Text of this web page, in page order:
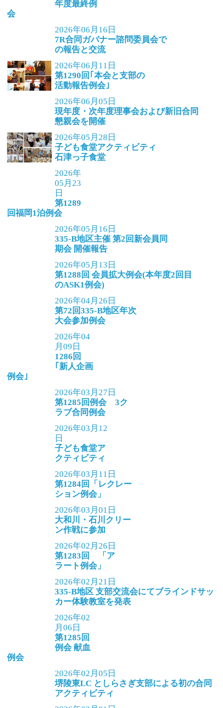
年度最終例
会
2026年06月16日
7R合同ガバナー諮問委員会で
の報告と交流
2026年06月11日
第1290回｢本会と支部の
活動報告例会｣
2026年06月05日
現年度・次年度理事会および新旧合同
懇親会を開催
2026年05月28日
子ども食堂アクティビティ
石津っ子食堂
2026年
05月23
日
第1289
回福岡1泊例会
2026年05月16日
335-B地区主催 第2回新会員同
期会 開催報告
2026年05月13日
第1288回 会員拡大例会(本年度2回目
のASK1例会)
2026年04月26日
第72回335-B地区年次
大会参加例会
2026年04
月09日
1286回
｢新人企画
例会｣
2026年03月27日
第1285回例会 3ク
ラブ合同例会
2026年03月12
日
子ども食堂ア
クティビティ
2026年03月11日
第1284回「レクレー
ション例会」
2026年03月01日
大和川・石川クリー
ン作戦に参加
2026年02月26日
第1283回 「ア
ラート例会」
2026年02月21日
335-B地区 支部交流会にてブラインドサッ
カー体験教室を発表
2026年02
月06日
第1285回
例会 献血
例会
2026年02月05日
堺陵東LC としらさぎ支部による初の合同
アクティビティ